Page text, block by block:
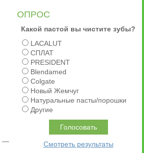
—
ОПРОС
Какой пастой вы чистите зубы?
LACALUT
СПЛАТ
PRESIDENT
Blendamed
Colgate
Новый Жемчуг
Натуральные пасты/порошки
Другие
Смотреть результаты